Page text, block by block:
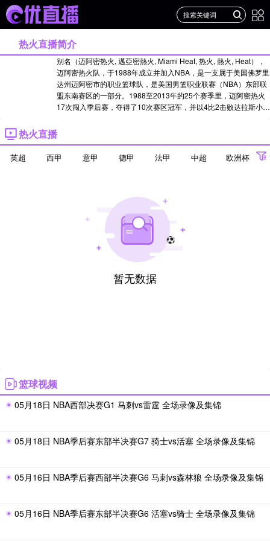
热火直播简介
别名（迈阿密热火, 邁亞密熱火, Miami Heat, 热火, 熱火, Heat），
迈阿密热火队，于1988年成立并加入NBA，是一支属于美国佛罗里
达州迈阿密市的职业篮球队，是美国男篮职业联赛（NBA）东部联
盟东南赛区的一部分。1988至2013年的25个赛季里，迈阿密热火
17次闯入季后赛，夺得了10次赛区冠军，并以4比2击败达拉斯小牛
季名单>>20-21赛季名单>>19-20赛季名单>>18-19赛季名单>>17-
18赛季名单
热火直播
英超 西甲 意甲 德甲 法甲 中超
欧洲杯
暂无数据
篮球视频
05月18日 NBA西部决赛G1 马刺vs雷霆 全场录像及集锦
05月18日 NBA季后赛东部半决赛G7 骑士vs活塞 全场录像及集锦
05月16日 NBA季后赛西部半决赛G6 马刺vs森林狼 全场录像及集锦
05月16日 NBA季后赛东部半决赛G6 活塞vs骑士 全场录像及集锦